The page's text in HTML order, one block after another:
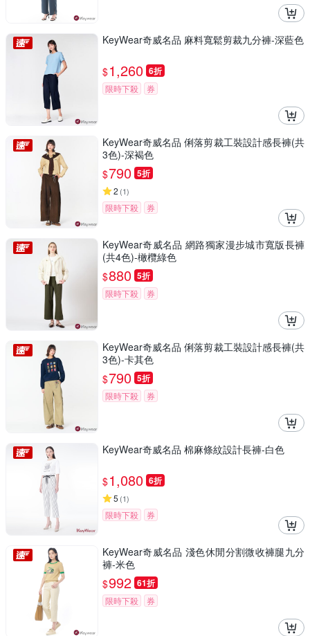
KeyWear奇威名品 麻料寬鬆剪裁九分褲-深藍色
$1,260 6折
限時下殺 券
KeyWear奇威名品 俐落剪裁工裝設計感長褲(共
3色)-深褐色
$790 5折
2 (1)
限時下殺 券
KeyWear奇威名品 網路獨家漫步城市寬版長褲
(共4色)-橄欖綠色
$880 5折
限時下殺 券
KeyWear奇威名品 俐落剪裁工裝設計感長褲(共
3色)-卡其色
$790 5折
限時下殺 券
KeyWear奇威名品 棉麻條紋設計長褲-白色
$1,080 6折
5 (1)
限時下殺 券
KeyWear奇威名品 淺色休閒分割微收褲腿九分
褲-米色
$992 61折
限時下殺 券